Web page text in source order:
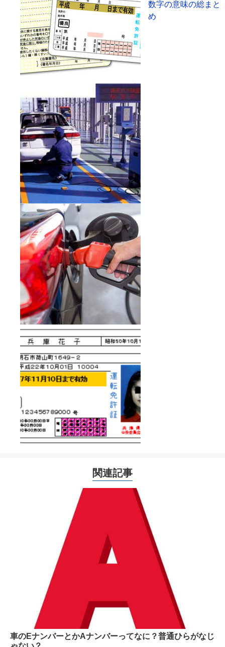
数字の意味の総まと
め
関連記事
車のEナンバーとかAナンバーってなに？普通ひらがなじ